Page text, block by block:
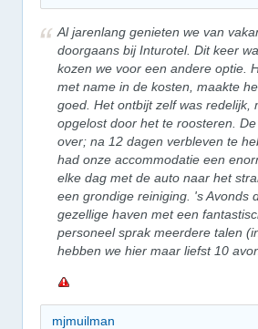
Al jarenlang genieten we van
doorgaans bij Inturotel. Dit keer
kozen we voor een andere optie.
met name in de kosten, maakte
goed. Het ontbijt zelf was
opgelost door het te roosteren.
over; na 12 dagen verbleven te
had onze accommodatie een
elke dag met de auto naar het
een grondige reiniging. 's Avonds
gezellige haven met een
personeel sprak meerdere talen
hebben we hier maar liefst 10
mjmuilman